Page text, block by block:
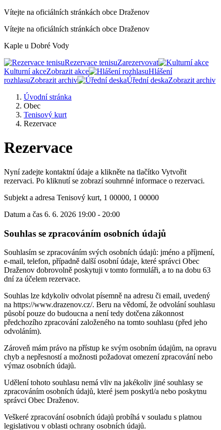
Vítejte na oficiálních stránkách obce Draženov
Vítejte na oficiálních stránkách obce Draženov
Kaple u Dobré Vody
Rezervace tenisuZarezervovat
Kulturní akceZobrazit akce
Hlášení
rozhlasuZobrazit archiv Úřední deskaZobrazit archiv
Úvodní stránka
Obec
Tenisový kurt
Rezervace
Rezervace
Nyní zadejte kontaktní údaje a klikněte na tlačítko Vytvořit
rezervaci. Po kliknutí se zobrazí souhrnné informace o rezervaci.
Subjekt a adresa Tenisový kurt, 1 00000, 1 00000
Datum a čas 6. 6. 2026 19:00 - 20:00
Souhlas se zpracováním osobních údajů
Souhlasím se zpracováním svých osobních údajů: jméno a příjmení,
e-mail, telefon, případně další osobní údaje, které správci Obec
Draženov dobrovolně poskytuji v tomto formuláři, a to na dobu 63
dní za účelem rezervace.
Souhlas lze kdykoliv odvolat písemně na adresu či email, uvedený
na https://www.drazenov.cz/. Beru na vědomí, že odvolání souhlasu
působí pouze do budoucna a není tedy dotčena zákonnost
předchozího zpracování založeného na tomto souhlasu (před jeho
odvoláním).
Zároveň mám právo na přístup ke svým osobním údajům, na opravu
chyb a nepřesností a možnosti požadovat omezení zpracování nebo
výmaz osobních údajů.
Udělení tohoto souhlasu nemá vliv na jakékoliv jiné souhlasy se
zpracováním osobních údajů, které jsem poskytl/a nebo poskytnu
správci Obec Draženov.
Veškeré zpracování osobních údajů probíhá v souladu s platnou
legislativou v oblasti ochrany osobních údajů.